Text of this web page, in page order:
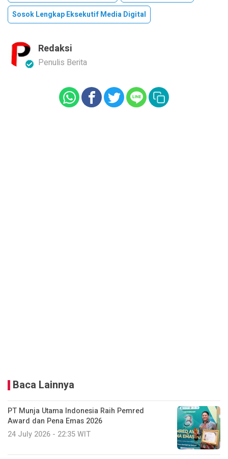
Sosok Lengkap Eksekutif Media Digital
Redaksi
Penulis Berita
Baca Lainnya
PT Munja Utama Indonesia Raih Pemred
Award dan Pena Emas 2026
24 July 2026 - 22:35 WIT